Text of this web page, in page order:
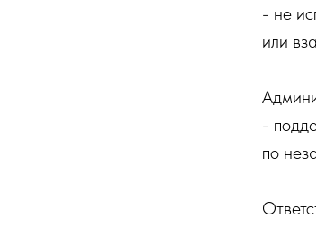
- не
или
-
по